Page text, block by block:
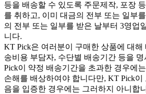
등을 배송할 수 있도록 주문제작, 포장
를 취하고, 이미 대금의 전부 또는 일부
의 전부 또는 일부를 받은 날부터 3영업
니다.
KT Pick은 여러분이 구매한 상품에 대해
송비용 부담자, 수단별 배송기간 등을
Pick이 약정 배송기간을 초과한 경우에
손해를 배상하여야 합니다만, KT Pick이
음을 입증한 경우에는 그러하지 아니합